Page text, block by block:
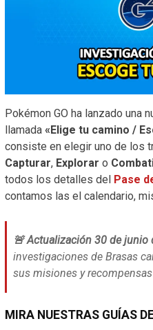
Pokémon GO ha lanzado una
llamada «Elige tu camino /
consiste en elegir uno de los
Capturar, Explorar o
todos los detalles del
Pase
contamos las el calendario,
🚨 Actualización 30 de junio
investigaciones de Brasas
sus misiones y recompensas
MIRA NUESTRAS GUÍAS